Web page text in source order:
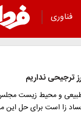
فناوری
ترجیحی نداریم
طبیعی و محیط زیست